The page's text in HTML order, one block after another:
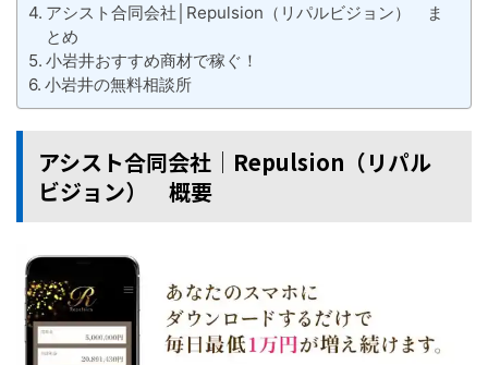
アシスト合同会社│Repulsion（リパルビジョン） ま
とめ
小岩井おすすめ商材で稼ぐ！
小岩井の無料相談所
アシスト合同会社│Repulsion（リパル
ビジョン） 概要